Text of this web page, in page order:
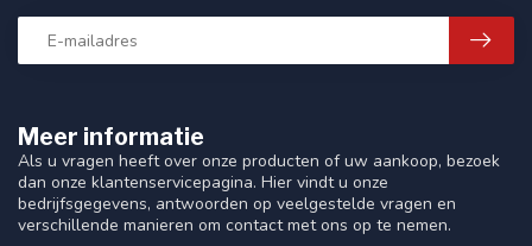
Meer informatie
Als u vragen heeft over onze producten of uw aankoop, bezoek
dan onze klantenservicepagina. Hier vindt u onze
bedrijfsgegevens, antwoorden op veelgestelde vragen en
verschillende manieren om contact met ons op te nemen.